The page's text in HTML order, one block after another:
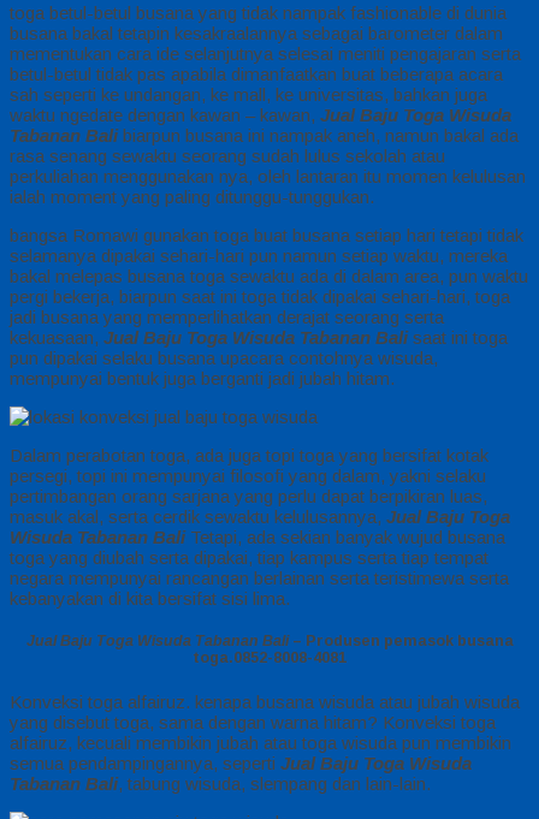
toga betul-betul busana yang tidak nampak fashionable di dunia
busana bakal tetapin kesakraalannya sebagai barometer dalam
mementukan cara ide selanjutnya selesai meniti pengajaran serta
betul-betul tidak pas apabila dimanfaatkan buat beberapa acara
sah seperti ke undangan, ke mall, ke universitas, bahkan juga
waktu ngedate dengan kawan – kawan, Jual Baju Toga Wisuda
Tabanan Balibiarpun busana ini nampak aneh, namun bakal ada
rasa senang sewaktu seorang sudah lulus sekolah atau
perkuliahan menggunakan nya, oleh lantaran itu momen kelulusan
ialah moment yang paling ditunggu-tunggukan.
bangsa Romawi gunakan toga buat busana setiap hari tetapi tidak
selamanya dipakai sehari-hari pun namun setiap waktu, mereka
bakal melepas busana toga sewaktu ada di dalam area, pun waktu
pergi bekerja, biarpun saat ini toga tidak dipakai sehari-hari, toga
jadi busana yang memperlihatkan derajat seorang serta
kekuasaan, Jual Baju Toga Wisuda Tabanan Balisaat ini toga
pun dipakai selaku busana upacara contohnya wisuda,
mempunyai bentuk juga berganti jadi jubah hitam.
Dalam perabotan toga, ada juga topi toga yang bersifat kotak
persegi, topi ini mempunyai filosofi yang dalam, yakni selaku
pertimbangan orang sarjana yang perlu dapat berpikiran luas,
masuk akal, serta cerdik sewaktu kelulusannya, Jual Baju Toga
Wisuda Tabanan BaliTetapi, ada sekian banyak wujud busana
toga yang diubah serta dipakai, tiap kampus serta tiap tempat
negara mempunyai rancangan berlainan serta teristimewa serta
kebanyakan di kita bersifat sisi lima.
Jual Baju Toga Wisuda Tabanan Bali – Produsen pemasok busana
toga.0852-8008-4081
Konveksi toga alfairuz. kenapa busana wisuda atau jubah wisuda
yang disebut toga, sama dengan warna hitam? Konveksi toga
alfairuz, kecuali membikin jubah atau toga wisuda pun membikin
semua pendampingannya, seperti Jual Baju Toga Wisuda
Tabanan Bali, tabung wisuda, slempang dan lain-lain.